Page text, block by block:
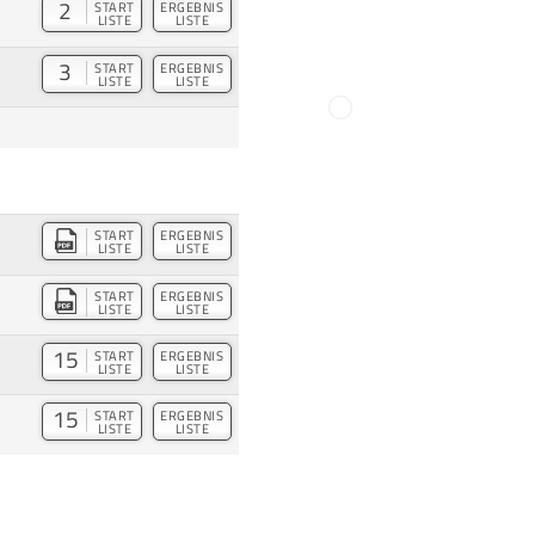
2 START
LISTE
ERGEBNIS
LISTE
3 START
LISTE
ERGEBNIS
LISTE
START
LISTE
ERGEBNIS
LISTE
START
LISTE
ERGEBNIS
LISTE
15 START
LISTE
ERGEBNIS
LISTE
15 START
LISTE
ERGEBNIS
LISTE